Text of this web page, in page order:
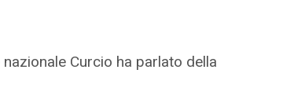
Curcio ha parlato della